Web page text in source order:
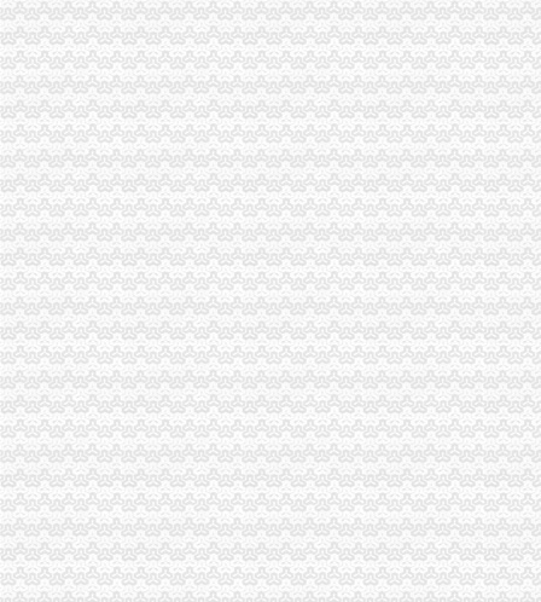
合川局荣获“2010年全国清理整顿人力资源市场秩序专项行动突出成绩单位”重
工商动态
我市重庆分公司注销出台在校大创办微型企业相关办法
市重庆代办公司局副巡视员高印平率队到南川局开展考核考察工作
长寿局重庆代办公司大力促进非公经济组织创先争优
沙坪坝局重庆分公司注销三举措帮扶中小企业融资4.8亿元
江津局重庆税务注销以四个注重为抓手大力发展微型企业
垫江局重庆代办公司全面完成微型企业试点发展任务
云局重庆公司注销稳步推进学习型机关建设成效明显
渝中区五家微型企业通过资本金补助评审
南岸区消委会与家居企业索建立问题家居先行赔偿机制
台盟中央资助万州区铁峰乡桐元村8户残疾人微型企业
市重庆代办公司工商局制定2011年民主评议政风行风工作实施方案
渝中区工商分局采取措施加“端午节”重庆分公司注销期间食品安全监管
荣昌县县委书记陈杰对荣昌局重庆代办公司工商专报信息作出批示
市重庆税务注销工商局与市检察院共同研究加行政执法与刑事司法衔接工作
酉县委组织部部长陶于祥到酉工商局重庆公司注销调研非公建工作
巫山县工商局重庆代办公司成功组织农村经纪人培训
市重庆分公司注销局全面推行基层工商所纪检监察员制度
南川局重庆公司注销大力提高电子商务巡查效率
南岸局重庆营业执照注销龙门浩所查获2424听冒王老吉
合川局查获一价值15万余元的重庆税务注销涉嫌销售无中文标签进口葡萄酒案件
南川局明确“四个定位”重庆营业执照注销全力服务区域经济科学发展
经开区局重庆公司注销支部到铁峰乡开展结对帮扶见成效